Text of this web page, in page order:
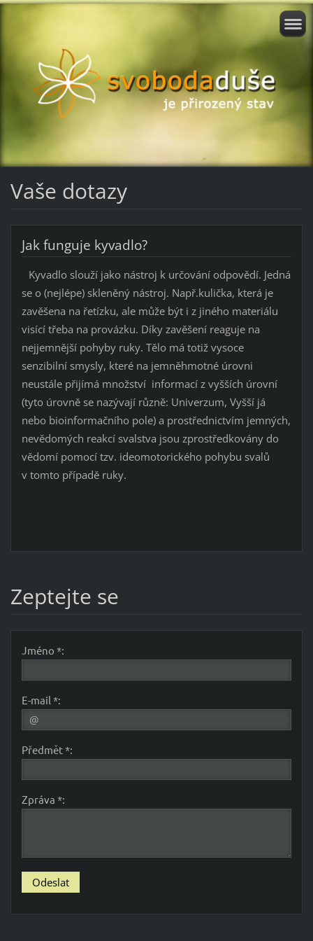
Vaše dotazy
Jak funguje kyvadlo?
Kyvadlo slouží jako nástroj k určování odpovědí. Jedná
se o (nejlépe) skleněný nástroj. Např.kulička, která je
zavěšena na řetízku, ale může být i z jiného materiálu
visící třeba na provázku. Díky zavěšení reaguje na
nejjemnější pohyby ruky. Tělo má totiž vysoce
senzibilní smysly, které na jemněhmotné úrovni
neustále přijímá množství informací z vyšších úrovní
(tyto úrovně se nazývají různě: Univerzum, Vyšší já
nebo bioinformačního pole) a prostřednictvím jemných,
nevědomých reakcí svalstva jsou zprostředkovány do
vědomí pomocí tzv. ideomotorického pohybu svalů
v tomto případě ruky.
Zeptejte se
Jméno *:
E-mail *:
Předmět *:
Zpráva *: